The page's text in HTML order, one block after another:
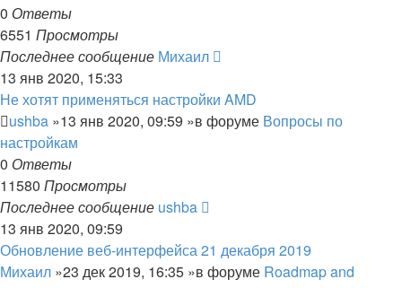
0 Ответы
6551 Просмотры
Последнее сообщение Михаил
13 янв 2020, 15:33
Не хотят применяться настройки AMD
ushba »13 янв 2020, 09:59 »в форуме Вопросы по
настройкам
0 Ответы
11580 Просмотры
Последнее сообщение ushba
13 янв 2020, 09:59
Обновление веб-интерфейса 21 декабря 2019
Михаил »23 дек 2019, 16:35 »в форуме Roadmap and